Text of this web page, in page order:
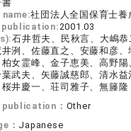
社団法人全国保育士養
2001.03
石井哲夫、民秋言、大嶋
洌、佐藤直之、安藤和彦
女霊峰、金子恵美、高野
武夫、矢藤誠慈郎、清水
桜井慶一、荘司雅子、無籐隆
： Other
： Japanese